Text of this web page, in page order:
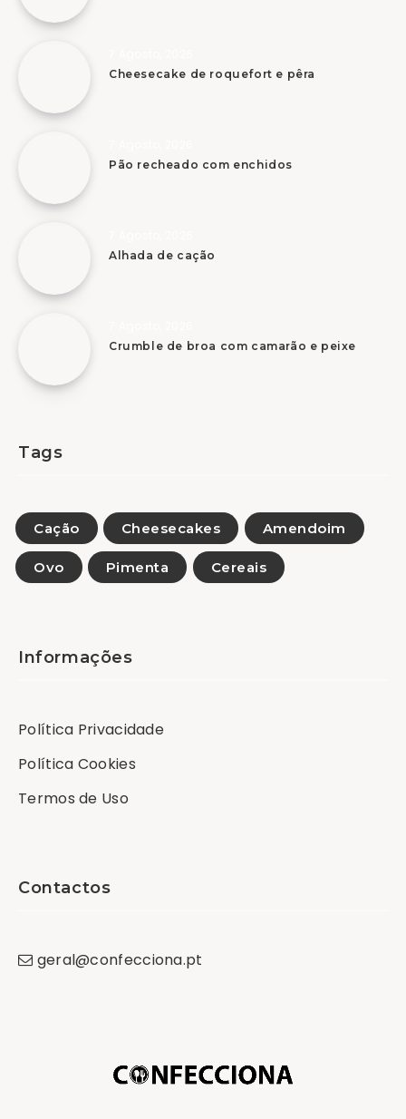
Cheesecake de roquefort e pêra
Pão recheado com enchidos
Alhada de cação
Crumble de broa com camarão e peixe
Tags
Cação Cheesecakes Amendoim
Ovo Pimenta Cereais
Informações
Política Privacidade
Política Cookies
Termos de Uso
Contactos
geral@confecciona.pt